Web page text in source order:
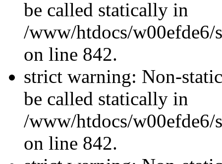
be called statically in
/www/htdocs/w00efde6/
on line 842.
strict warning: Non-
be called statically in
/www/htdocs/w00efde6/
on line 842.